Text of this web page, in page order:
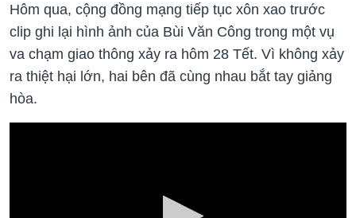
Hôm qua, cộng đồng mạng tiếp tục xôn xao trước
clip ghi lại hình ảnh của Bùi Văn Công trong một vụ
va chạm giao thông xảy ra hôm 28 Tết. Vì không xảy
ra thiệt hại lớn, hai bên đã cùng nhau bắt tay giảng
hòa.